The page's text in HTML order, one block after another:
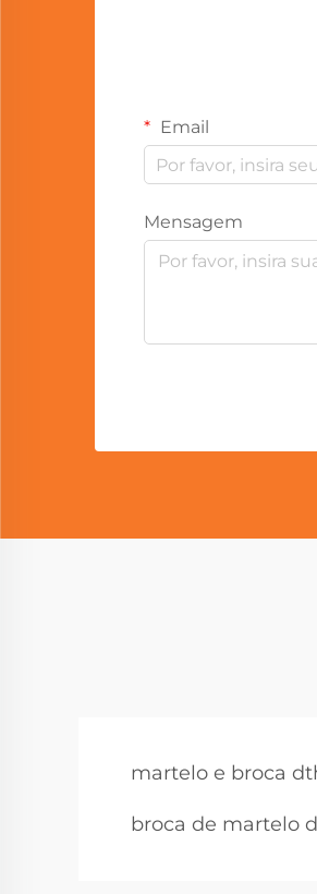
Email
Mensagem
martelo e broca
broca de martelo